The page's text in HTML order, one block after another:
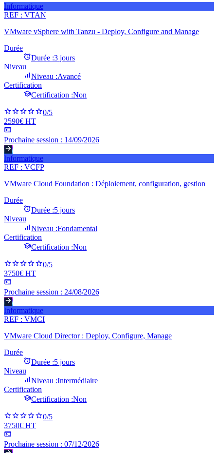
Informatique
REF : VTAN
VMware vSphere with Tanzu - Deploy, Configure and Manage
Durée
Durée :3 jours
Niveau
Niveau :Avancé
Certification
Certification :Non
0/5
2590€ HT
Prochaine session : 14/09/2026
Informatique
REF : VCFP
VMware Cloud Foundation : Déploiement, configuration, gestion
Durée
Durée :5 jours
Niveau
Niveau :Fondamental
Certification
Certification :Non
0/5
3750€ HT
Prochaine session : 24/08/2026
Informatique
REF : VMCI
VMware Cloud Director : Deploy, Configure, Manage
Durée
Durée :5 jours
Niveau
Niveau :Intermédiaire
Certification
Certification :Non
0/5
3750€ HT
Prochaine session : 07/12/2026